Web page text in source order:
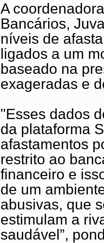
A
Bancários,
níveis de
ligados a um
baseado na
exageradas e
"Esses dados
da plataforma
afastamentos
restrito ao
financeiro e
de um
abusivas, que
estimulam a
saudável”,